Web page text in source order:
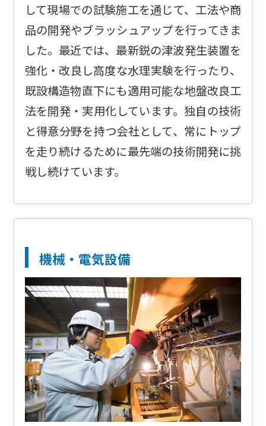
して現場での試験施工を通じて、工法や商
品の開発やブラッシュアップを行ってきま
した。最近では、最新鋭の津波発生装置を
強化・改良し高度な水理実験を行ったり、
既設構造物直下にも適用可能な地盤改良工
法を開発・実用化しています。独自の技術
と得意分野を持つ会社として、常にトップ
を走り続けるために最先端の技術開発に挑
戦し続けています。
機械・電気設備